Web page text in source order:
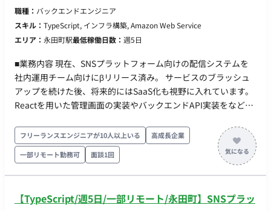
ミュニケーション：Gather 〇バーチャルオフィスに出社
〇⾮同期コミュニケーション：Slack 〇ストック情報：
Notion, miro 〇画⾯デザイン：Figma, miro 〇プロジェク
プウェア： GoogleWorkspace(Gmail, GoogleCalendar,
SpreadSheet） 〇モブプロ‧ペアプロ ■会社・求人の魅力 〇
新規プロダクトとなり、ライブラリ選定等の技術選定に関われ
ます 〇雇⽤形態に関わらず、設計‧実装‧コードレビューに関
キルアップに注⼒できます 〇開発に必要なソフトウェアライ
センスの貸与制度を導⼊(Cursorなどの有料IDE 等を無償貸与）
■働き方 ・平日×週5日 ・基本10-19時 ※相談可能 ・基本リモ
ートだが、月1回永田町のオフィス出社
職種： バックエンドエンジニア
スキル： TypeScript, インフラ構築, Amazon Web Service
エリア： 永田町駅最低稼働日数： 週5日
■業務内容 現在、SNSプラットフォーム向けの配信システムを
社内運用チーム向けにβリリース済み。 サービスのブラッシュ
アップを続けた後、将来的にはSaaS化も視野に入れています。
Reactを用いた管理画面の実装やバックエンドAPI実装をなど、
権限機能、アカウント招待、MFAを中心に開発していただきま
す。 その後は徐々にサービス特有の機能開発をお任せする予定
です。 ・配信用管理画面の実装 →運用担当者が操作するブラ
ウザ画面 ・Webページに組み込むタグの実装 →LOAへの流入
開発環境 ・フロント：React, MUI, TypeScript ・バックエン
フリーランスエンジニアが10人以上いる
高成長企業
一部リモート勤務可
面談1回
【TypeScript/週5日/一部リモート/永田町】SNSプラッ